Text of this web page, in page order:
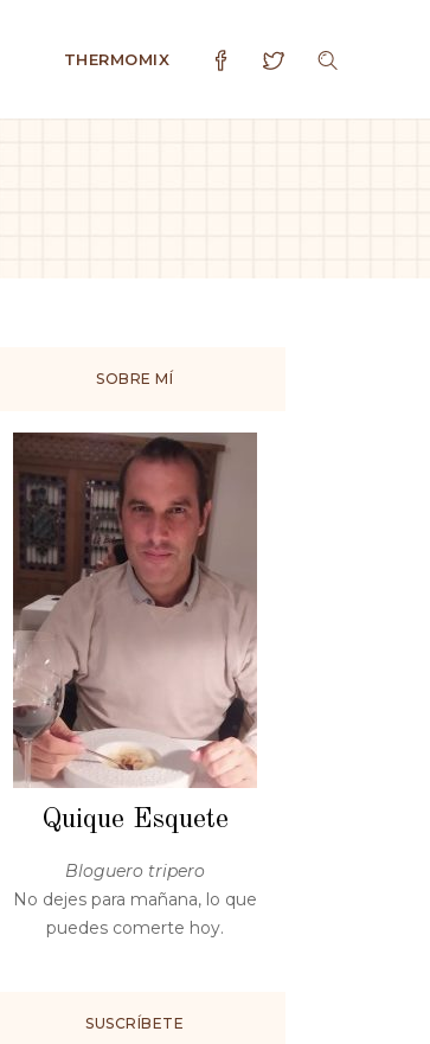
THERMOMIX
SOBRE MÍ
Quique Esquete
Bloguero tripero
No dejes para mañana, lo que
puedes comerte hoy.
SUSCRÍBETE